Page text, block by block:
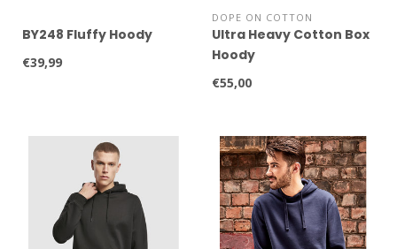
BY248 Fluffy Hoody
€39,99
DOPE ON COTTON
Ultra Heavy Cotton Box
Hoody
€55,00